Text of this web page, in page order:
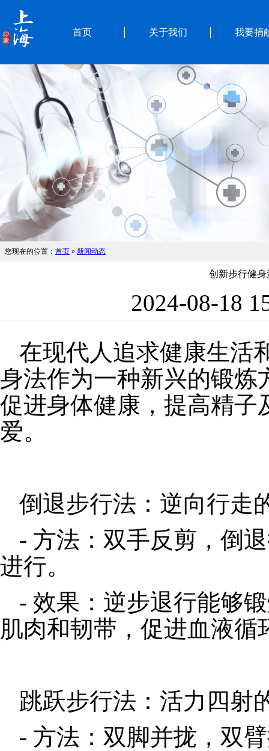
首页 关于我们 我要捐
您现在的位置： 首页 » 新闻动态
创新步行健
2024-08-18
在现代人追求健康生活
身法作为一种新兴的锻炼
促进身体健康，提高精子
爱。
倒退步行法：逆向行走
- 方法：双手反剪，倒
进行。
- 效果：逆步退行能够
肌肉和韧带，促进血液循
跳跃步行法：活力四射
- 方法：双脚并拢，双